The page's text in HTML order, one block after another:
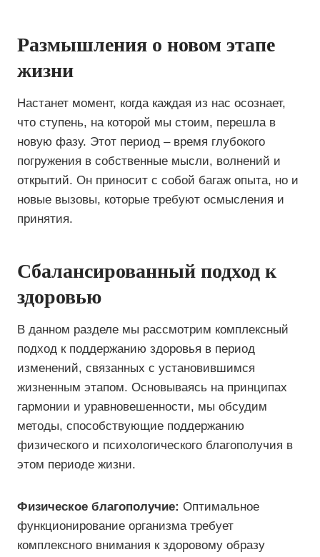
Размышления о новом этапе
жизни
Настанет момент, когда каждая из нас осознает,
что ступень, на которой мы стоим, перешла в
новую фазу. Этот период – время глубокого
погружения в собственные мысли, волнений и
открытий. Он приносит с собой багаж опыта, но и
новые вызовы, которые требуют осмысления и
принятия.
Сбалансированный подход к
здоровью
В данном разделе мы рассмотрим комплексный
подход к поддержанию здоровья в период
изменений, связанных с установившимся
жизненным этапом. Основываясь на принципах
гармонии и уравновешенности, мы обсудим
методы, способствующие поддержанию
физического и психологического благополучия в
этом периоде жизни.
Физическое благополучие: Оптимальное
функционирование организма требует
комплексного внимания к здоровому образу